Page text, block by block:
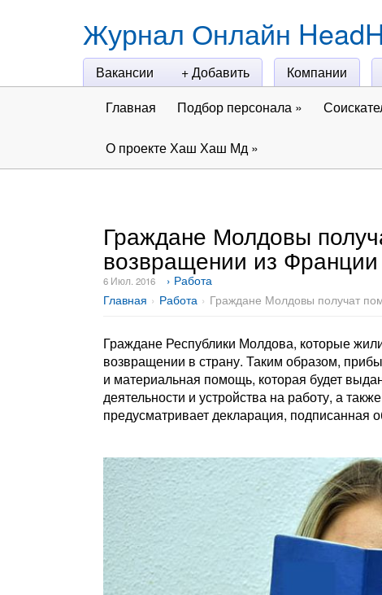
Журнал Онлайн
Вакансии + Добавить Компании
Главная
Подбор персонала »
О проекте Хаш Хаш Мд »
Граждане Молдовы
возвращении из Франции
6 Июл. 2016
› Работа
Главная
Работа Граждане Молдовы получат
Граждане Республики Молдова, которые
возвращении в страну. Таким образом,
и материальная помощь, которая будет
деятельности и устройства на работу, а
предусматривает декларация, подписанная